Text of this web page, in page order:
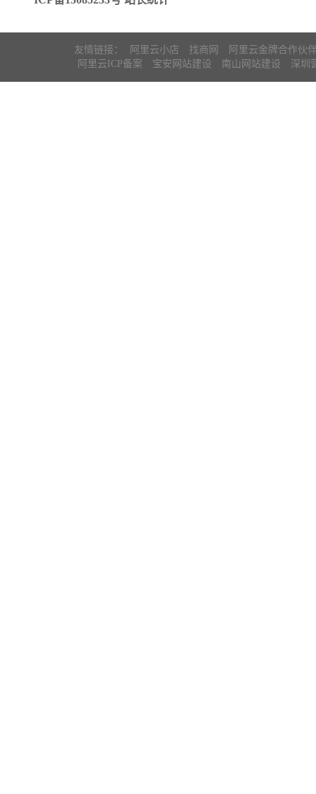
友情链接： 阿里云小店 找商网
阿里云金牌合作伙
阿里云ICP备案
宝安网站建设 南山网站建设 深圳